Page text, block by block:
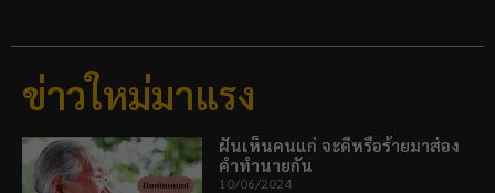
ข่าวใหม่มาแรง
ฝันเห็นคนแก่ จะดีหรือร้ายมาส่อง
คำทำนายกัน
10/06/2024